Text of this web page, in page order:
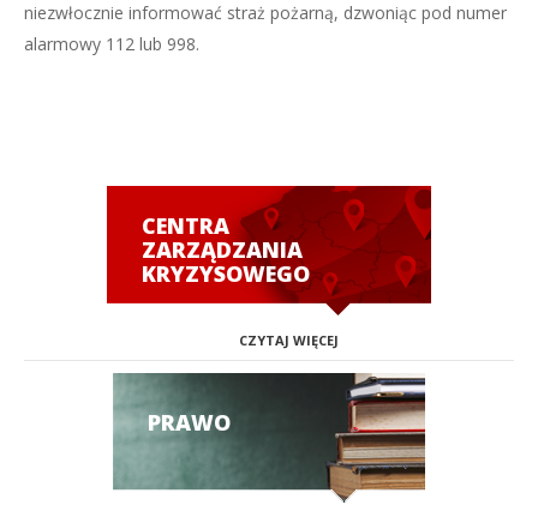
niezwłocznie informować straż pożarną, dzwoniąc pod numer
alarmowy 112 lub 998.
CENTRA
ZARZĄDZANIA
KRYZYSOWEGO
CZYTAJ WIĘCEJ
PRAWO